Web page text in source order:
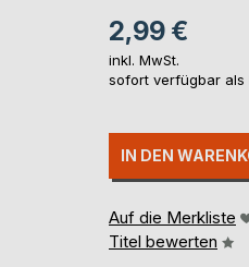
2,99 €
inkl. MwSt.
sofort verfügbar als
IN DEN
Auf die Merkliste
Titel bewerten